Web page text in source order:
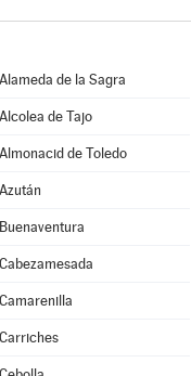
Alameda de la Sagra
Alcolea de Tajo
Almonacid de Toledo
Azután
Buenaventura
Cabezamesada
Camarenilla
Carriches